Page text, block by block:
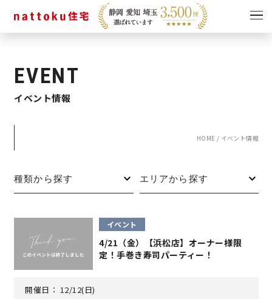
見学会
EVENT
イベント情報
HOME / イベント情報
イベント
4/21（金）【浜松店】オーナー様限
定！手巻き寿司パーティー！
開催日： 12/12(日)